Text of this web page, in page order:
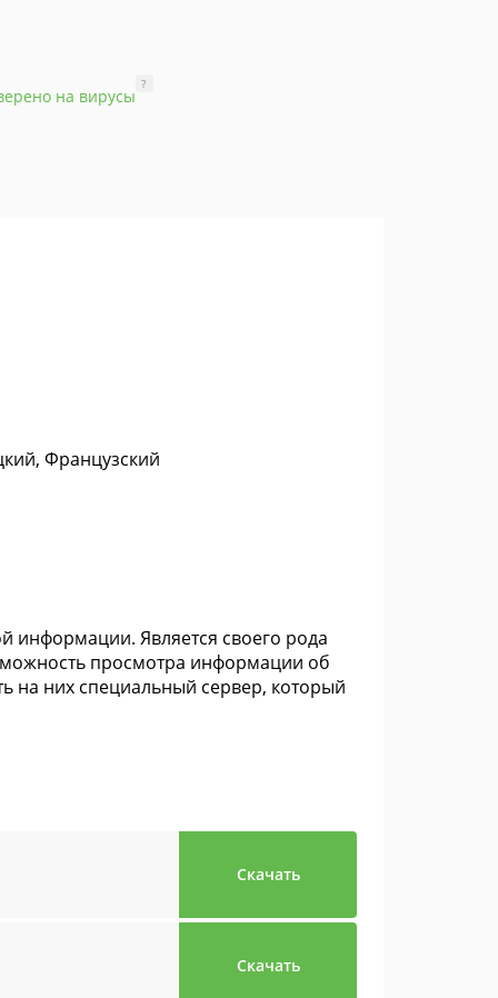
на вирусы
?
Французский
информации. Является своего рода
просмотра информации об
на них специальный сервер, который
Скачать
Скачать